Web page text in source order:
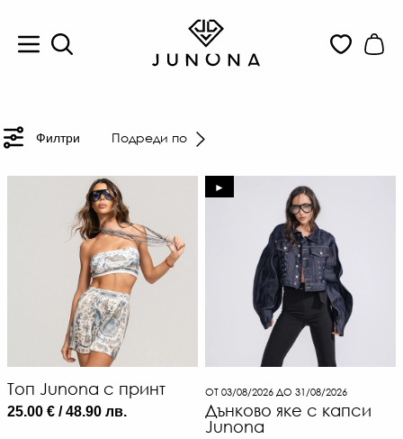
Филтри Подреди по
Топ Junona с принт
25.00 € / 48.90 лв.
►
ОТ 03/08/2026 ДО 31/08/2026
Дънково яке с капси
Junona